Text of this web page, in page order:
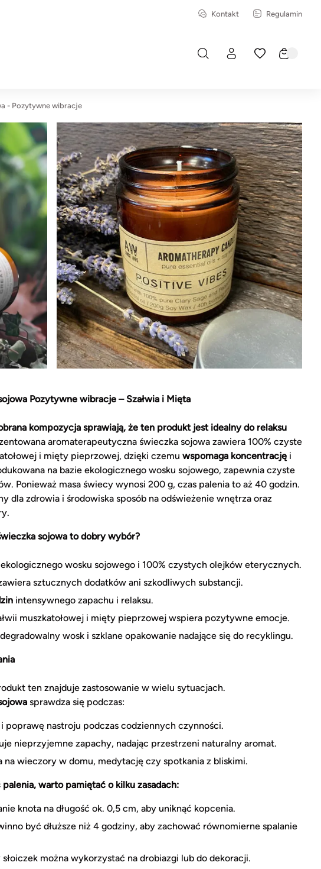
Kontakt Regulamin
- Pozytywne wibracje
Pozytywne wibracje – Szałwia i Mięta
kompozycja sprawiają, że ten produkt jest idealny do relaksu
aromaterapeutyczna świeczka sojowa zawiera 100% czyste
i mięty pieprzowej, dzięki czemu wspomaga koncentrację i
na bazie ekologicznego wosku sojowego, zapewnia czyste
Ponieważ masa świecy wynosi 200 g, czas palenia to aż 40 godzin.
dla zdrowia i środowiska sposób na odświeżenie wnętrza oraz
sojowa to dobry wybór?
wosku sojowego i 100% czystych olejków eterycznych.
sztucznych dodatków ani szkodliwych substancji.
intensywnego zapachu i relaksu.
muszkatołowej i mięty pieprzowej wspiera pozytywne emocje.
wosk i szklane opakowanie nadające się do recyklingu.
ten znajduje zastosowanie w wielu sytuacjach.
sprawdza się podczas:
poprawę nastroju podczas codziennych czynności.
nieprzyjemne zapachy, nadając przestrzeni naturalny aromat.
na wieczory w domu, medytację czy spotkania z bliskimi.
warto pamiętać o kilku zasadach:
knota na długość ok. 0,5 cm, aby uniknąć kopcenia.
być dłuższe niż 4 godziny, aby zachować równomierne spalanie
można wykorzystać na drobiazgi lub do dekoracji.